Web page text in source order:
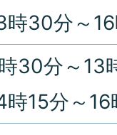
時30分～
30分～13
時15分～16